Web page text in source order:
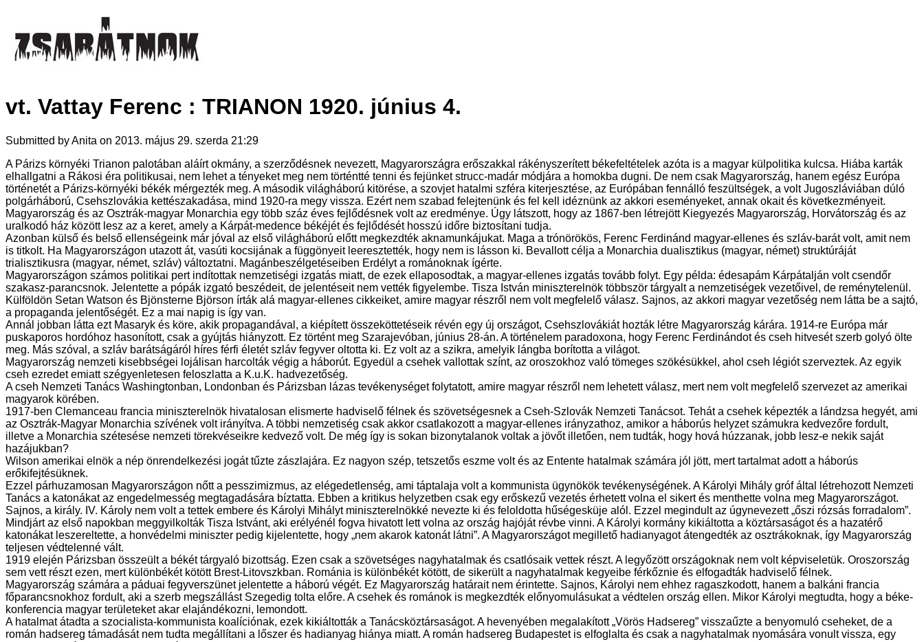
vt. Vattay Ferenc : TRIANON 1920. június 4.
Submitted by Anita on 2013. május 29. szerda 21:29
A Párizs környéki Trianon palotában aláírt okmány, a szerződésnek nevezett, Magyarországra erőszakkal rákényszerített békefeltételek azóta is a magyar külpolitika kulcsa. Hiába karták
elhallgatni a Rákosi éra politikusai, nem lehet a tényeket meg nem történtté tenni és fejünket strucc-madár módjára a homokba dugni. De nem csak Magyarország, hanem egész Európa
történetét a Párizs-környéki békék mérgezték meg. A második világháború kitörése, a szovjet hatalmi szféra kiterjesztése, az Európában fennálló feszültségek, a volt Jugoszláviában dúló
polgárháború, Csehszlovákia kettészakadása, mind 1920-ra megy vissza. Ezért nem szabad felejtenünk és fel kell idéznünk az akkori eseményeket, annak okait és következményeit.
Magyarország és az Osztrák-magyar Monarchia egy több száz éves fejlődésnek volt az eredménye. Úgy látszott, hogy az 1867-ben létrejött Kiegyezés Magyarország, Horvátország és az
uralkodó ház között lesz az a keret, amely a Kárpát-medence békéjét és fejlődését hosszú időre biztosítani tudja.
Azonban külső és belső ellenségeink már jóval az első világháború előtt megkezdték aknamunkájukat. Maga a trónörökös, Ferenc Ferdinánd magyar-ellenes és szláv-barát volt, amit nem
is titkolt. Ha Magyarországon utazott át, vasúti kocsijának a függönyeit leeresztették, hogy nem is lásson ki. Bevallott célja a Monarchia dualisztikus (magyar, német) struktúráját
trialisztikusra (magyar, német, szláv) változtatni. Magánbeszélgetéseiben Erdélyt a románoknak ígérte.
Magyarországon számos politikai pert indítottak nemzetiségi izgatás miatt, de ezek ellaposodtak, a magyar-ellenes izgatás tovább folyt. Egy példa: édesapám Kárpátalján volt csendőr
szakasz-parancsnok. Jelentette a pópák izgató beszédeit, de jelentéseit nem vették figyelembe. Tisza István miniszterelnök többször tárgyalt a nemzetiségek vezetőivel, de reménytelenül.
Külföldön Setan Watson és Bjönsterne Björson írták alá magyar-ellenes cikkeiket, amire magyar részről nem volt megfelelő válasz. Sajnos, az akkori magyar vezetőség nem látta be a sajtó,
a propaganda jelentőségét. Ez a mai napig is így van.
Annál jobban látta ezt Masaryk és köre, akik propagandával, a kiépített összeköttetéseik révén egy új országot, Csehszlovákiát hozták létre Magyarország kárára. 1914-re Európa már
puskaporos hordóhoz hasonított, csak a gyújtás hiányzott. Ez történt meg Szarajevóban, június 28-án. A történelem paradoxona, hogy Ferenc Ferdinándot és cseh hitvesét szerb golyó ölte
meg. Más szóval, a szláv barátságáról híres férfi életét szláv fegyver oltotta ki. Ez volt az a szikra, amelyik lángba borította a világot.
Magyarország nemzeti kisebbségei lojálisan harcolták végig a háborút. Egyedül a csehek vallottak színt, az oroszokhoz való tömeges szökésükkel, ahol cseh légiót szerveztek. Az egyik
cseh ezredet emiatt szégyenletesen feloszlatta a K.u.K. hadvezetőség.
A cseh Nemzeti Tanács Washingtonban, Londonban és Párizsban lázas tevékenységet folytatott, amire magyar részről nem lehetett válasz, mert nem volt megfelelő szervezet az amerikai
magyarok körében.
1917-ben Clemanceau francia miniszterelnök hivatalosan elismerte hadviselő félnek és szövetségesnek a Cseh-Szlovák Nemzeti Tanácsot. Tehát a csehek képezték a lándzsa hegyét, ami
az Osztrák-Magyar Monarchia szívének volt irányítva. A többi nemzetiség csak akkor csatlakozott a magyar-ellenes irányzathoz, amikor a háborús helyzet számukra kedvezőre fordult,
illetve a Monarchia szétesése nemzeti törekvéseikre kedvező volt. De még így is sokan bizonytalanok voltak a jövőt illetően, nem tudták, hogy hová húzzanak, jobb lesz-e nekik saját
hazájukban?
Wilson amerikai elnök a nép önrendelkezési jogát tűzte zászlajára. Ez nagyon szép, tetszetős eszme volt és az Entente hatalmak számára jól jött, mert tartalmat adott a háborús
erőkifejtésüknek.
Ezzel párhuzamosan Magyarországon nőtt a pesszimizmus, az elégedetlenség, ami táptalaja volt a kommunista ügynökök tevékenységének. A Károlyi Mihály gróf által létrehozott Nemzeti
Tanács a katonákat az engedelmesség megtagadására bíztatta. Ebben a kritikus helyzetben csak egy erőskezű vezetés érhetett volna el sikert és menthette volna meg Magyarországot.
Sajnos, a király. IV. Károly nem volt a tettek embere és Károlyi Mihályt miniszterelnökké nevezte ki és feloldotta hűségesküje alól. Ezzel megindult az úgynevezett „őszi rózsás forradalom”.
Mindjárt az első napokban meggyilkolták Tisza Istvánt, aki erélyénél fogva hivatott lett volna az ország hajóját révbe vinni. A Károlyi kormány kikiáltotta a köztársaságot és a hazatérő
katonákat leszereltette, a honvédelmi miniszter pedig kijelentette, hogy „nem akarok katonát látni”. A Magyarországot megillető hadianyagot átengedték az osztrákoknak, így Magyarország
teljesen védtelenné vált.
1919 elején Párizsban összeült a békét tárgyaló bizottság. Ezen csak a szövetséges nagyhatalmak és csatlósaik vettek részt. A legyőzött országoknak nem volt képviseletük. Oroszország
sem vett részt ezen, mert különbékét kötött Brest-Litovszkban. Románia is különbékét kötött, de sikerült a nagyhatalmak kegyeibe férkőznie és elfogadták hadviselő félnek.
Magyarország számára a páduai fegyverszünet jelentette a háború végét. Ez Magyarország határait nem érintette. Sajnos, Károlyi nem ehhez ragaszkodott, hanem a balkáni francia
főparancsnokhoz fordult, aki a szerb megszállást Szegedig tolta előre. A csehek és románok is megkezdték előnyomulásukat a védtelen ország ellen. Mikor Károlyi megtudta, hogy a béke-
konferencia magyar területeket akar elajándékozni, lemondott.
A hatalmat átadta a szocialista-kommunista koalíciónak, ezek kikiáltották a Tanácsköztársaságot. A hevenyében megalakított „Vörös Hadsereg” visszaűzte a benyomuló cseheket, de a
román hadsereg támadását nem tudta megállítani a lőszer és hadianyag hiánya miatt. A román hadsereg Budapestet is elfoglalta és csak a nagyhatalmak nyomására vonult vissza, egy